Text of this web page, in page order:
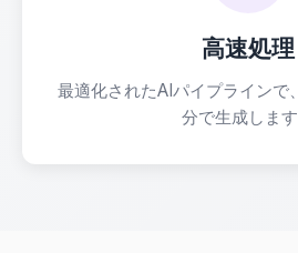
高速処理
最適化されたAIパイプラインで
分で生成します